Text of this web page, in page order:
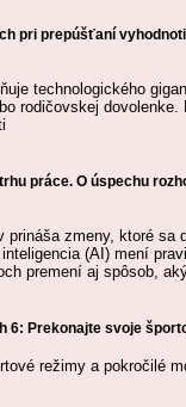
pri prepúšťaní
technologického
rodičovskej
práce. O úspechu
prináša zmeny, ktoré sa
(AI) mení
premení aj spôsob,
6: Prekonajte svoje
režimy a pokročilé